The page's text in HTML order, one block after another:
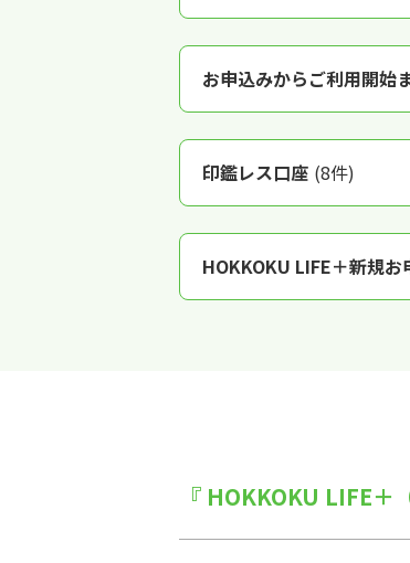
お申込みからご利用開始
印鑑レス口座 (8件)
HOKKOKU LIFE＋新規
『 HOKKOKU LIFE